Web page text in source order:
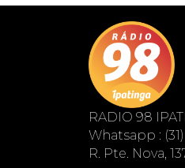
RADIO 98
Whatsapp :
R. Pte. Nova,